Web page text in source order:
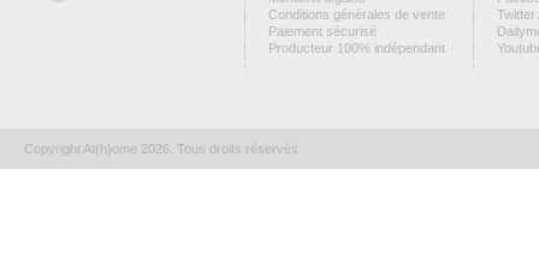
Conditions générales de vente
Paiement sécurisé
Producteur 100% indépendant
Twitter
Copyright At(h)ome 2026. Tous droits réservés